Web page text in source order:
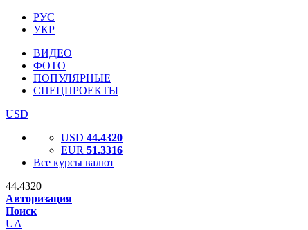
РУС
УКР
ВИДЕО
ФОТО
ПОПУЛЯРНЫЕ
СПЕЦПРОЕКТЫ
USD
USD 44.4320
EUR 51.3316
Все курсы валют
44.4320
Авторизация
Поиск
UA